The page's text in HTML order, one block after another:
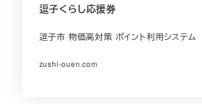
逗子くらし応援券
逗子市 物価高対策 ポイント利用システム
zushi-ouen.com